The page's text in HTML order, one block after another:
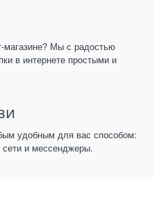
магазине? Мы с радостью
в интернете простыми и
удобным для вас способом:
и мессенджеры.